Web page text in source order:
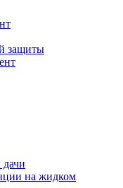
защиты
дачи
на жидком